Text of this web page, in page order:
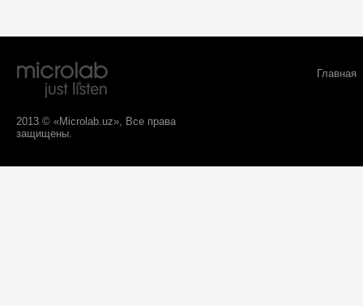
2013 © «Microlab.uz», Все права
защищены.
Главная